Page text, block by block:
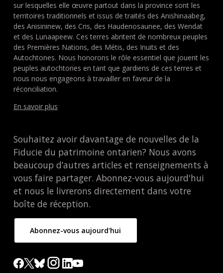
sur lesquelles elle œuvre partout dans la province sont les
territoires traditionnels et issus de traités des Anishinaabeg,
des Anisininew, des Cris, des Haudenosaunee, des Wendat
et des Lunaapeew. Ces terres abritent de nombreux peuples
des Premières Nations, des Métis, des Inuits et des
Autochtones. Nous honorons le rôle essentiel que jouent les
peuples autochtones en tant que gardiens de ces terres et
nous nous engageons à travailler en faveur de la
réconciliation.
En savoir plus
Souhaitez avoir davantage de nouvelles de la
Fiducie du patrimoine ontarien? Nous avons
beaucoup d’autres articles et renseignements à
vous faire partager. Abonnez-vous aujourd'hui
et nous le livrerons directement dans votre
boîte de réception.
Abonnez-vous aujourd'hui